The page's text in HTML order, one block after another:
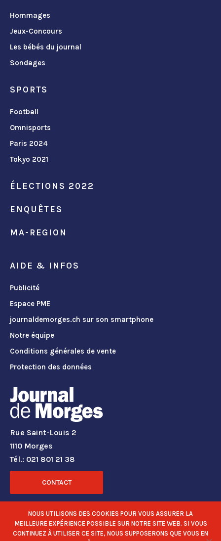
Hommages
Jeux-Concours
Les bébés du journal
Sondages
SPORTS
Football
Omnisports
Paris 2024
Tokyo 2021
ÉLECTIONS 2022
ENQUÊTES
MA-REGION
AIDE & INFOS
Publicité
Espace PME
journaldemorges.ch sur son smartphone
Notre équipe
Conditions générales de vente
Protection des données
Rue Saint-Louis 2
1110 Morges
Tél.: 021 801 21 38
CONTACT
RÉSEAUX SOCIAUX
NOUS UTILISONS DES COOKIES POUR VOUS ASSURER LA
MEILLEURE EXPÉRIENCE POSSIBLE SUR NOTRE SITE WEB. SI VOUS
CONTINUEZ À UTILISER CE SITE, NOUS SUPPOSERONS QUE VOUS EN